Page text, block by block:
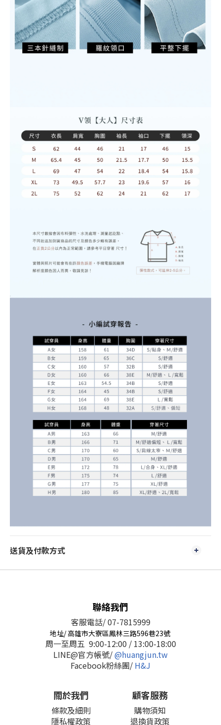
送貨及付款方式
聯絡我們
客服電話/ 07-7815999
地址/ 高雄市大寮區鳳林三路596巷23號
周一至周五 9:00-12:00 / 13:00-18:00
LINE@官方帳號/@huangjun.tw
Facebook粉絲團/ H&J
關於我們
條款及細則
隱私權政策
顧客服務
購物須知
退換貨政策